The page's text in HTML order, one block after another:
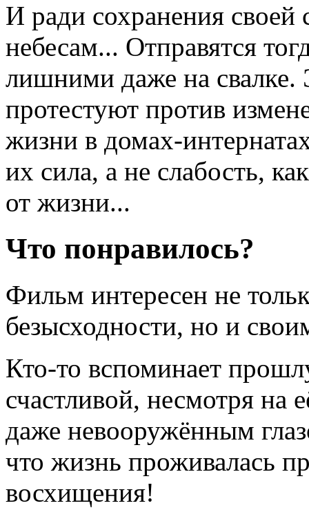
И ради сохранения своей
небесам... Отправятся
лишними даже на свалке.
протестуют против
жизни в домах-
их сила, а не слабость,
от жизни...
Что понравилось?
Фильм интересен не
безысходности, но и
Кто-то вспоминает
счастливой, несмотря на
даже невооружённым
что жизнь проживалась
восхищения!